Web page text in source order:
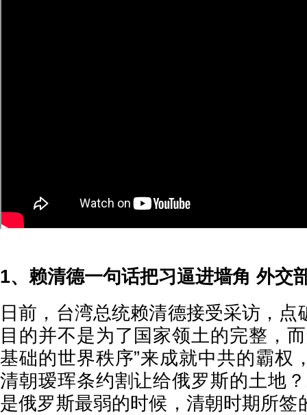
1、赖清德一句话把习逼进墙角 外交
日前，台湾总统赖清德接受采访，点
目的并不是为了国家领土的完整，
基础的世界秩序”来成就中共的霸权
清朝瑷珲条约割让给俄罗斯的土地
是俄罗斯最弱的时候，清朝时期所签